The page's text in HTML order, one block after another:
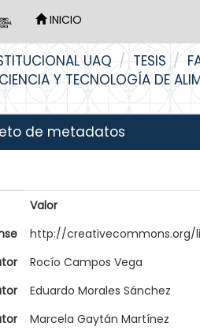
INICIO
UAQ TESIS
Y TECNOLOGÍA DE
de metadatos
Valor
http://
Rocío Campos Vega
Eduardo Morales Sánchez
Marcela Gaytán Martínez